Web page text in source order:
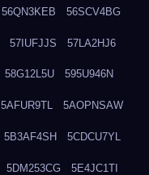
56QN3KEB 56SCV4BG
57IUFJJS 57LA2HJ6
58G12L5U 595U946N
5AFUR9TL 5AOPNSAW
5B3AF4SH 5CDCU7YL
5DM253CG 5E4JC1TI